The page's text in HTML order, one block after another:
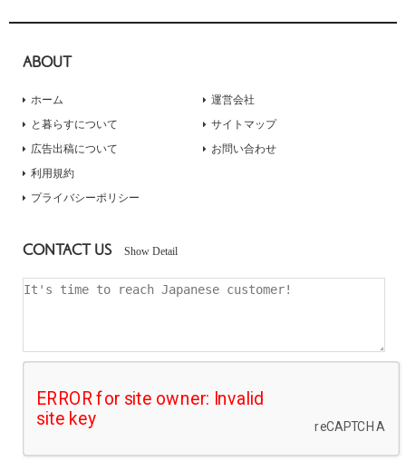
ABOUT
ホーム
と暮らすについて
広告出稿について
運営会社
サイトマップ
お問い合わせ
利用規約
プライバシーポリシー
CONTACT US Show Detail